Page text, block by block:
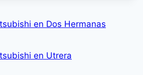
en Dos Hermanas
en Utrera